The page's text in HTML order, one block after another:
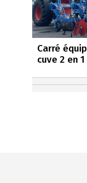
Carré
cuve 2 en 1